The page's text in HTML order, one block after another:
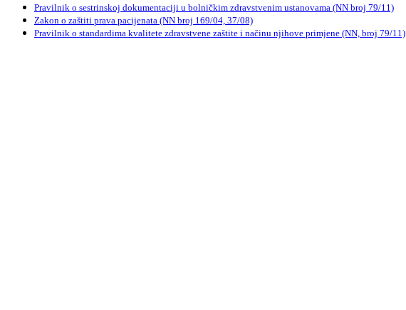
Pravilnik o sestrinskoj dokumentaciji u bolničkim zdravstvenim ustanovama (NN broj 79/11)
Zakon o zaštiti prava pacijenata (NN broj 169/04, 37/08)
Pravilnik o standardima kvalitete zdravstvene zaštite i načinu njihove primjene (NN, broj 79/11)